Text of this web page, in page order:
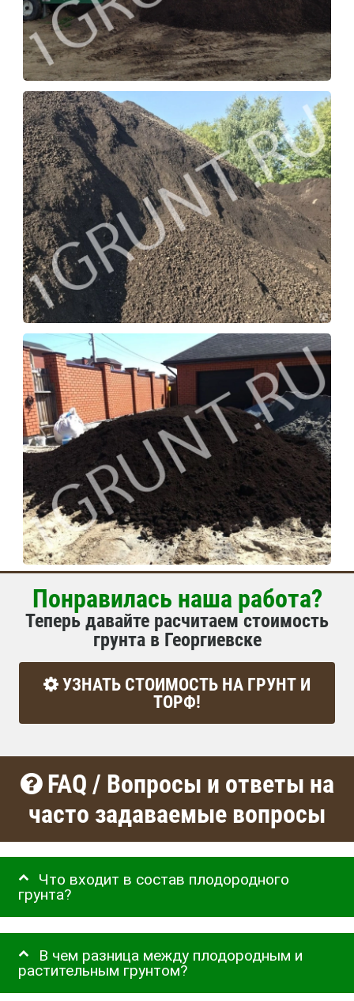
Понравилась наша работа?
Теперь давайте расчитаем стоимость
грунта в Георгиевске
УЗНАТЬ СТОИМОСТЬ НА ГРУНТ И
ТОРФ!
FAQ / Вопросы и ответы на
часто задаваемые вопросы
Что входит в состав плодородного
грунта?
В чем разница между плодородным и
растительным грунтом?